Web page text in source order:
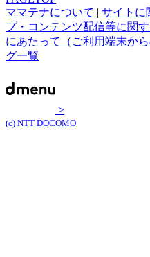
ママテナについて | サイトに
プ・コンテンツ配信等に関
にあたって（ご利用端末か
グ一覧
>
(c) NTT DOCOMO